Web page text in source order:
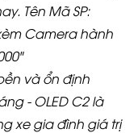
Tên Mã SP:
Camera hành
và ổn định
- OLED C2 là
xe gia đình giá trị